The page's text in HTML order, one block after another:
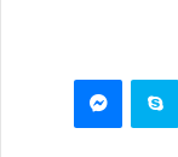
سكايب